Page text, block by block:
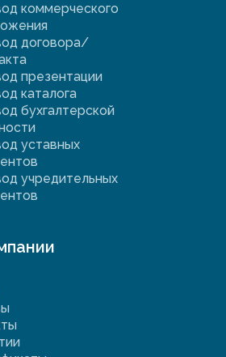
коммерческого
договора/
презентации
каталога
бухгалтерской
уставных
учредительных